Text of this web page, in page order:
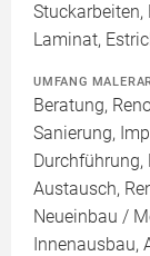
Stuckarbeiten,
Laminat,
UMFANG
Beratung,
Sanierung,
Austausch,
Neueinbau /
Innenausbau,